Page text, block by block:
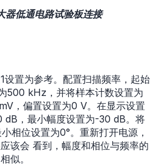
器低通电路试验板连接
设置为参考。配置扫描频率，起始
500 kHz，并将样本计数设置为
，偏置设置为0 V。在显示设置
dB，最小幅度设置为-30 dB。将
相位设置为0°。重新打开电源，
该会 看到，幅度和相位与频率的
似。